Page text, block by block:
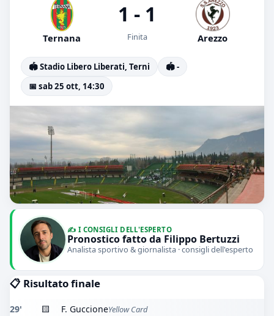
Ternana
1 - 1
Finita Arezzo
🏟️ Stadio Libero Liberati, Terni
🏟️ -
📅 sab 25 ott, 14:30
✍️ I CONSIGLI DELL'ESPERTO
Pronostico fatto da Filippo Bertuzzi
Analista sportivo & giornalista · consigli dell'esperto
📋 Risultato finale
29' 🟨 F. GuccioneYellow Card